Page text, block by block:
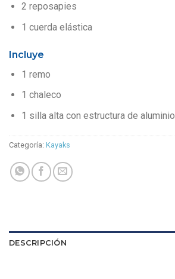
2 reposapies
1 cuerda elástica
Incluye
1 remo
1 chaleco
1 silla alta con estructura de aluminio
Categoría: Kayaks
DESCRIPCIÓN